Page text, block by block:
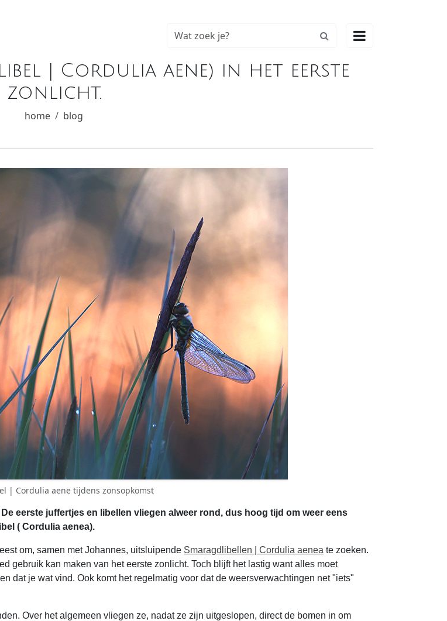

| Cordulia aene) in het eerste
zonlicht.
home blog
| Cordulia aene tijdens zonsopkomst
eerste juffertjes en libellen vliegen alweer rond, dus hoog tijd om weer eens
( Cordulia aenea).
om, samen met Johannes, uitsluipende Smaragdlibellen | Cordulia aenea te zoeken.
gebruik kan maken van het eerste zonlicht. Toch blijft het lastig want alles moet
dat je wat vind. Ook komt het regelmatig voor dat de weersverwachtingen net "iets"
Over het algemeen vliegen ze, nadat ze zijn uitgeslopen, direct de bomen in om